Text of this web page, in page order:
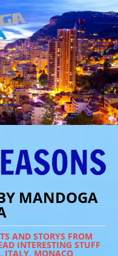
MANDOGA
AND STORYS FROM
INTERESTING STUFF
ITALY, MONACO